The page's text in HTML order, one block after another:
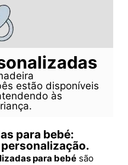
estão disponíveis
às
para bebé:
para bebé são